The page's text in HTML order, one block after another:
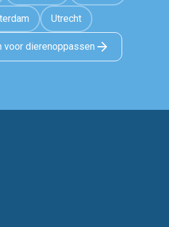
Utrecht
voor dierenoppassen